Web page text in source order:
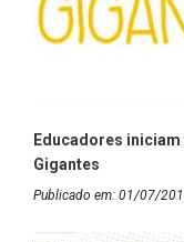
Educadores
Gigantes
Publicado em: 01/07/